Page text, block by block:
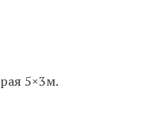
5×3м.